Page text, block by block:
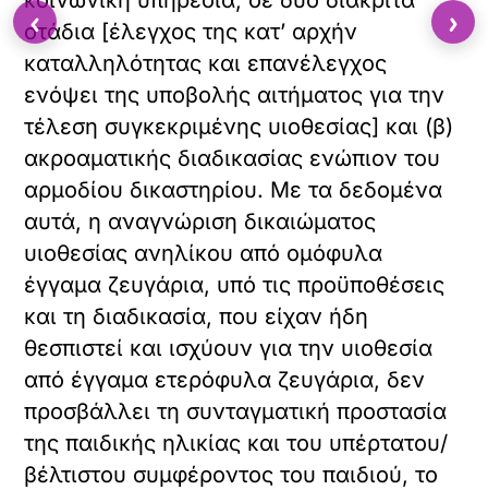
στάδια [έλεγχος της κατ’ αρχήν
καταλληλότητας και επανέλεγχος
ενόψει της υποβολής αιτήματος για την
τέλεση συγκεκριμένης υιοθεσίας] και (β)
ακροαματικής διαδικασίας ενώπιον του
αρμοδίου δικαστηρίου. Με τα δεδομένα
αυτά, η αναγνώριση δικαιώματος
υιοθεσίας ανηλίκου από ομόφυλα
έγγαμα ζευγάρια, υπό τις προϋποθέσεις
και τη διαδικασία, που είχαν ήδη
θεσπιστεί και ισχύουν για την υιοθεσία
από έγγαμα ετερόφυλα ζευγάρια, δεν
προσβάλλει τη συνταγματική προστασία
της παιδικής ηλικίας και του υπέρτατου/
βέλτιστου συμφέροντος του παιδιού, το
‹ ›